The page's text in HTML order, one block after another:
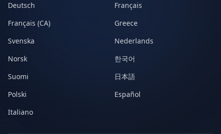
Deutsch
Français
Français (CA)
Greece
Svenska
Nederlands
Norsk
한국어
Suomi
日本語
Polski
Español
Italiano